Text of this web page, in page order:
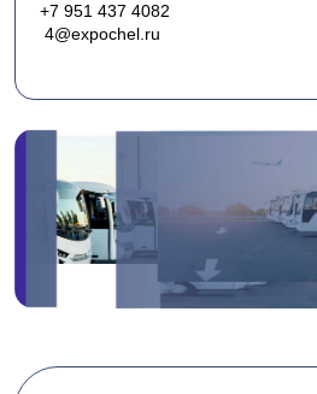
+7 951 437 4082
4@expochel.ru